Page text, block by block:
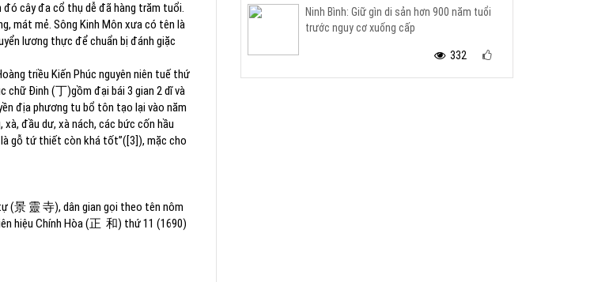
cây đa cổ thụ dễ đã hàng trăm tuổi.
mát mẻ. Sông Kinh Môn xưa có tên là
lương thực để chuẩn bị đánh giặc
triều Kiến Phúc nguyên niên tuế thứ
Đinh (丁)gồm đại bái 3 gian 2 dĩ và
địa phương tu bổ tôn tạo lại vào năm
đầu dư, xà nách, các bức cốn hầu
gỗ tứ thiết còn khá tốt”([3]), mặc cho
(景 靈 寺), dân gian gọi theo tên nôm
hiệu Chính Hòa (正 和) thứ 11 (1690)
Ninh Bình: Giữ gìn di sản hơn 900 năm tuổi
trước nguy cơ xuống cấp
332